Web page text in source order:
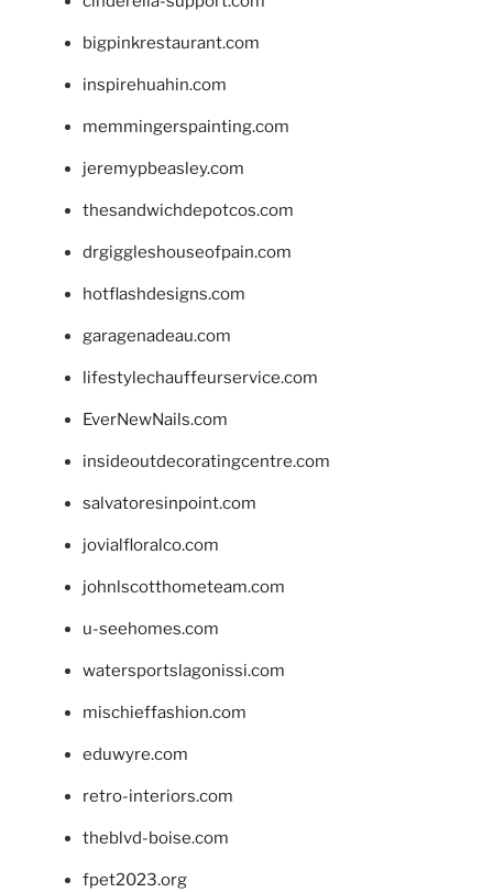
bigpinkrestaurant.com
inspirehuahin.com
memmingerspainting.com
jeremypbeasley.com
thesandwichdepotcos.com
drgiggleshouseofpain.com
hotflashdesigns.com
garagenadeau.com
lifestylechauffeurservice.com
EverNewNails.com
insideoutdecoratingcentre.com
salvatoresinpoint.com
jovialfloralco.com
johnlscotthometeam.com
u-seehomes.com
watersportslagonissi.com
mischieffashion.com
eduwyre.com
retro-interiors.com
theblvd-boise.com
fpet2023.org